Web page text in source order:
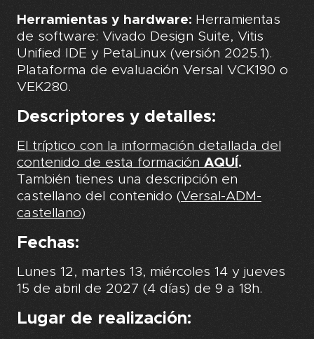
Herramientas y hardware: Herramientas
de software: Vivado Design Suite, Vitis
Unified IDE y PetaLinux (versión 2025.1).
Plataforma de evaluación Versal VCK190 o
VEK280.
Descriptores y detalles:
El tríptico con la información detallada del
contenido de esta formación AQUÍ .
También tienes una descripción en
castellano del contenido (Versal-ADM-
castellano)
Fechas:
Lunes 12, martes 13, miércoles 14 y jueves
15 de abril de 2027 (4 días) de 9 a 18h.
Lugar de realización: